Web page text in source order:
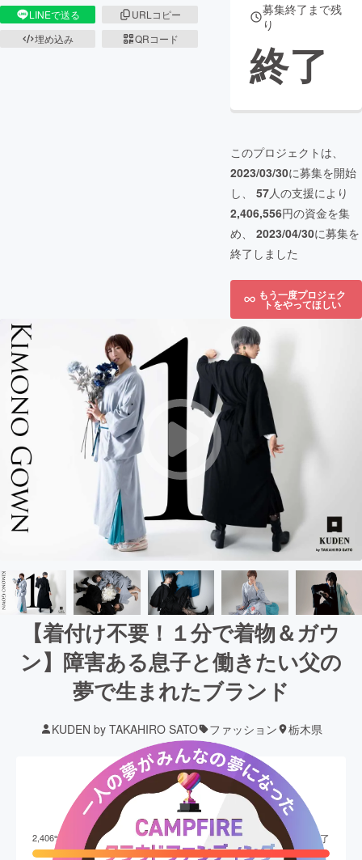
LINEで送る
URLコピー
埋め込み
QRコード
募集終了まで残
り
終了
このプロジェクトは、
2023/03/30に募集を開始
し、 57人の支援により
2,406,556円の資金を集
め、 2023/04/30に募集を
終了しました
もう一度プロジェク
トをやってほしい
【着付け不要！１分で着物＆ガウ
ン】障害ある息子と働きたい父の
夢で生まれたブランド
KUDEN by TAKAHIRO SATO ファッション 栃木県
現在の支援総額
2,406,556 円
2,406%達成 終了